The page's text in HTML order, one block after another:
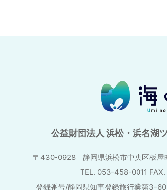
公益財団法人 浜松・浜名湖
〒430-0928 静岡県浜松市中央区板屋
TEL. 053-458-0011
登録番号/静岡県知事登録旅行業第3-